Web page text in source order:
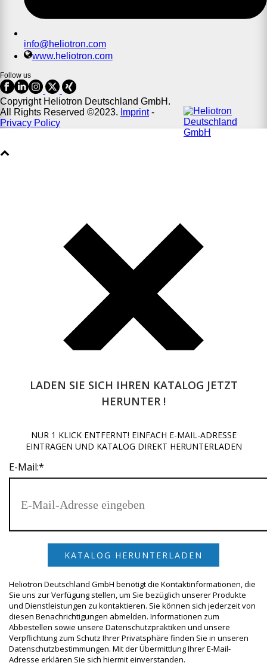
info@heliotron.com
www.heliotron.com
Follow us
Copyright Heliotron Deutschland GmbH.
All Rights Reserved ©2023. Imprint-
Privacy Policy
Beginnen Sie mit der Eingabe und drücken Sie Enter, um zu
LADEN SIE SICH IHREN KATALOG JETZT
HERUNTER !
NUR 1 KLICK ENTFERNT! EINFACH E-MAIL-ADRESSE
EINTRAGEN UND KATALOG DIREKT HERUNTERLADEN
E-Mail:*
Heliotron Deutschland GmbH benötigt die Kontaktinformationen, die
Sie uns zur Verfügung stellen, um Sie bezüglich unserer Produkte
und Dienstleistungen zu kontaktieren. Sie können sich jederzeit von
diesen Benachrichtigungen abmelden. Informationen zum
Abbestellen sowie unsere Datenschutzpraktiken und unsere
Verpflichtung zum Schutz Ihrer Privatsphäre finden Sie in unseren
Datenschutzbestimmungen. Mit der Übermittlung Ihrer E-Mail-
Adresse erklären Sie sich hiermit einverstanden.